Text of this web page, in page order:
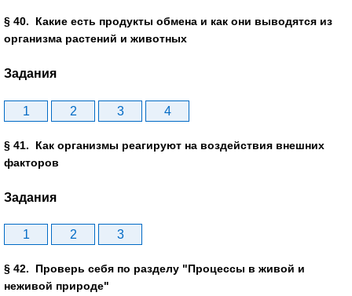
§ 40. Какие есть продукты обмена и как они выводятся из
организма растений и животных
Задания
1 2 3 4
§ 41. Как организмы реагируют на воздействия внешних
факторов
Задания
1 2 3
§ 42. Проверь себя по разделу "Процессы в живой и
неживой природе"